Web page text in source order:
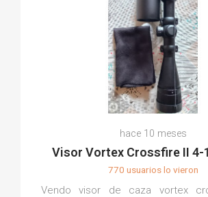
hace 10 meses
Visor Vortex Crossfire II 4-
770 usuarios lo vieron
Vendo visor de caza vortex